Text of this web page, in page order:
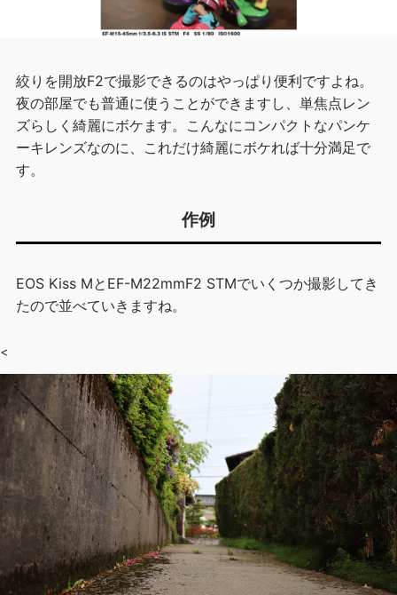
絞りを開放F2で撮影できるのはやっぱり便利ですよね。
夜の部屋でも普通に使うことができますし、単焦点レン
ズらしく綺麗にボケます。こんなにコンパクトなパンケ
ーキレンズなのに、これだけ綺麗にボケれば十分満足で
す。
作例
EOS Kiss MとEF-M22mmF2 STMでいくつか撮影してき
たので並べていきますね。
<